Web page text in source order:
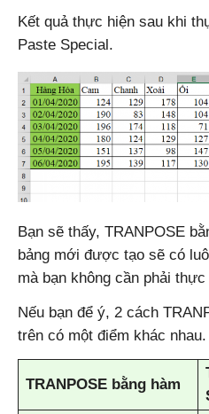
Kết quả thực hiện sau khi
Paste Special.
Bạn sẽ thấy, TRANPOSE
bảng mới được tạo sẽ có
mà bạn không cần phải
Nếu bạn để ý, 2 cách
trên có một điểm khác nhau.
TRANPOSE bằng hàm